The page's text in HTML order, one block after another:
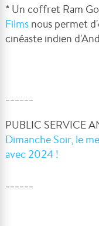
* Un coffret Ram
Films nous permet
cinéaste indien
PUBLIC SERVICE
Dimanche Soir, le
avec 2024 !